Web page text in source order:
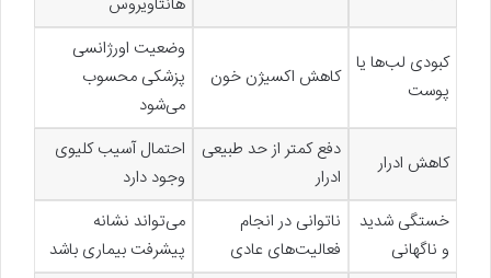
کبودی لب‌ها یا
پوست
کاهش اکسیژن خون
وضعیت اورژانسی
پزشکی محسوب
می‌شود
کاهش ادرار
دفع کمتر از حد طبیعی
ادرار
احتمال آسیب کلیوی
وجود دارد
خستگی شدید
و ناگهانی
ناتوانی در انجام
فعالیت‌های عادی
می‌تواند نشانه
پیشرفت بیماری باشد